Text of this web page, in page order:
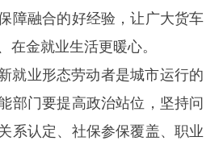
障融合的好经验，让广大货车
在金就业生活更暖心。
就业形态劳动者是城市运行的
部门要提高政治站位，坚持问
系认定、社保参保覆盖、职业